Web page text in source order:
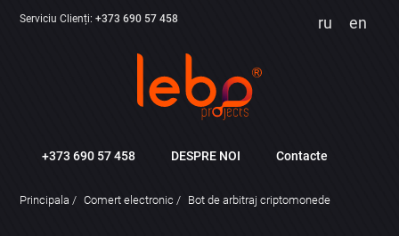
Serviciu Clienți:+373 690 57 458 ru en
+373 690 57 458 DESPRE NOI Contacte
Principala Comert electronic Bot de arbitraj criptomonede